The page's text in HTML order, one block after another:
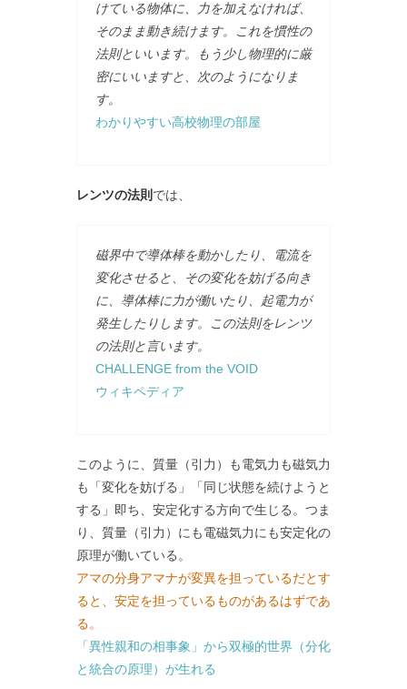
けている物体に、力を加えなければ、
そのまま動き続けます。これを慣性の
法則といいます。もう少し物理的に厳
密にいいますと、次のようになりま
す。
わかりやすい高校物理の部屋
レンツの法則 では、
磁界中で導体棒を動かしたり、電流を
変化させると、その変化を妨げる向き
に、導体棒に力が働いたり、起電力が
発生したりします。この法則をレンツ
の法則と言います。
CHALLENGE from the VOID
ウィキペディア
このように、質量（引力）も電気力も磁気力
も「変化を妨げる」「同じ状態を続けようと
する」即ち、安定化する方向で生じる。つま
り、質量（引力）にも電磁気力にも安定化の
原理が働いている。
アマの分身アマナが変異を担っているだとす
ると、安定を担っているものがあるはずであ
る。
「異性親和の相事象」から双極的世界（分化
と統合の原理）が生れる